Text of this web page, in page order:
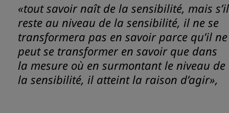
«tout savoir naît de la sensibilité, mais s’il
reste au niveau de la sensibilité, il ne se
transformera pas en savoir parce qu’il ne
peut se transformer en savoir que dans
la mesure où en surmontant le niveau de
la sensibilité, il atteint la raison d’agir»,